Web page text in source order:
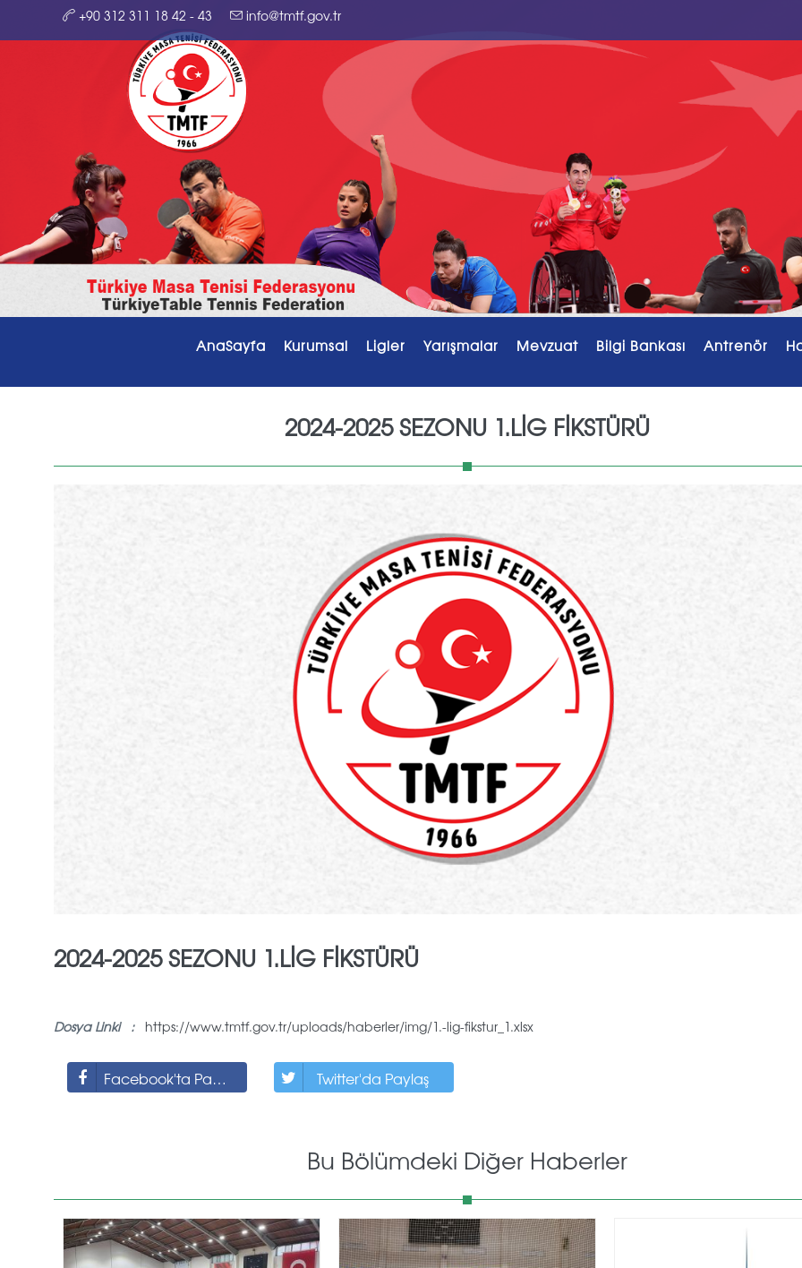
+90 312 311 18 42 - 43 info@tmtf.gov.tr
AnaSayfa Kurumsal Ligler Yarışmalar Mevzuat Bilgi Bankası Antrenör
2024-2025 SEZONU 1.LİG FİKSTÜRÜ
2024-2025 SEZONU 1.LİG FİKSTÜRÜ
Dosya Linki : https://www.tmtf.gov.tr/uploads/haberler/img/1.-lig-fikstur_1.xlsx
Facebook'ta Paylaş Twitter'da Paylaş
Bu Bölümdeki Diğer Haberler